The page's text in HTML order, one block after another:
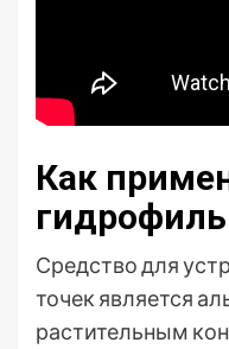
Как
Средство для
точек является
растительным